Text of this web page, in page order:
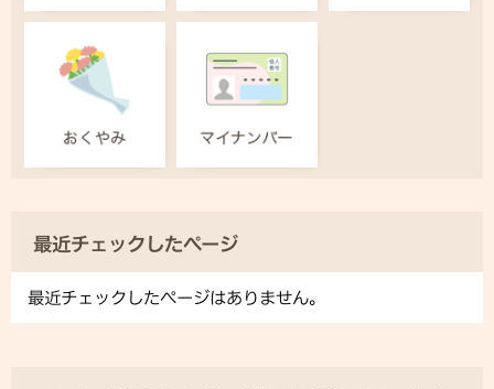
最近チェックしたページ
最近チェックしたページはありません。